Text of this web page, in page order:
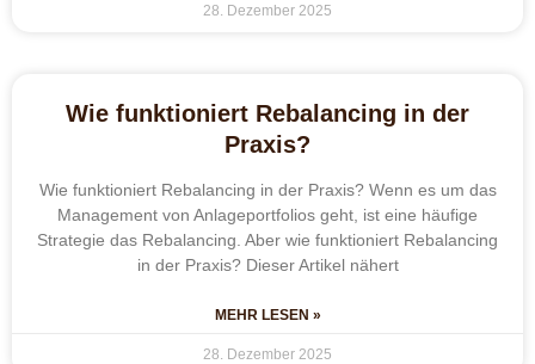
28. Dezember 2025
Wie funktioniert Rebalancing in der
Praxis?
Wie funktioniert Rebalancing in der Praxis? Wenn es um das
Management von Anlageportfolios geht, ist eine häufige
Strategie das Rebalancing. Aber wie funktioniert Rebalancing
in der Praxis? Dieser Artikel nähert
MEHR LESEN »
28. Dezember 2025